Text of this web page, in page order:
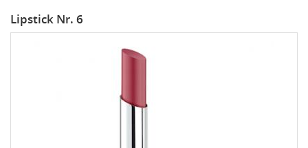
Lipstick Nr. 6